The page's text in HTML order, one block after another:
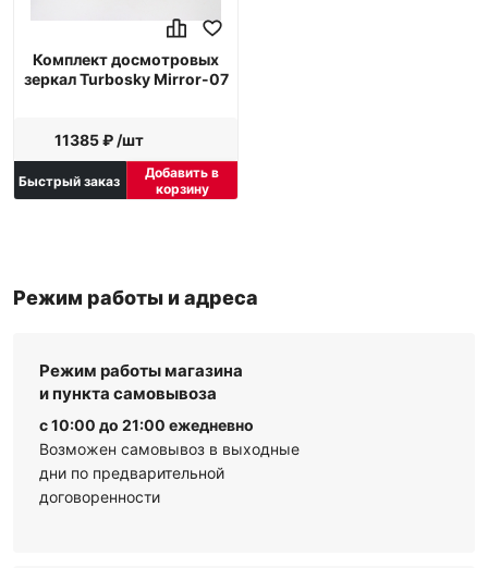
Комплект досмотровых
зеркал Turbosky Mirror-07
11385 ₽ /шт
Быстрый заказ
Добавить в
корзину
Режим работы и адреса
Режим работы магазина
и пункта самовывоза
с 10:00 до 21:00 ежедневно
Возможен самовывоз в выходные
дни по предварительной
договоренности